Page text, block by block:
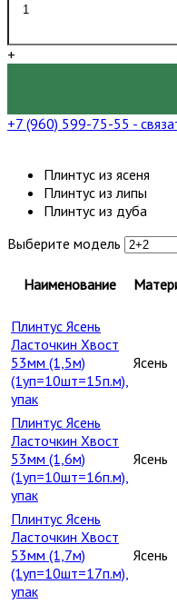
+
+7 (960) 599-75-55 -
Плинтус из ясеня
Плинтус из липы
Плинтус из дуба
Выберите модель
Наименование
Плинтус Ясень
Ласточкин Хвост
53мм (1,5м)
(1уп=10шт=15п.м),
упак
Ясень
Плинтус Ясень
Ласточкин Хвост
53мм (1,6м)
(1уп=10шт=16п.м),
упак
Ясень
Плинтус Ясень
Ласточкин Хвост
53мм (1,7м)
(1уп=10шт=17п.м),
упак
Ясень